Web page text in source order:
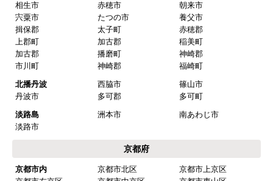
相生市
赤穂市
朝来市
宍粟市
たつの市
養父市
揖保郡
太子町
赤穂郡
上郡町
加古郡
稲美町
加古郡
播磨町
神崎郡
市川町
神崎郡
福崎町
北播丹波
西脇市
篠山市
丹波市
多可郡
多可町
淡路島
洲本市
南あわじ市
淡路市
京都府
京都市内 京都市北区
京都市上京区